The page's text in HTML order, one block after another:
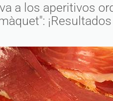
a los aperitivos